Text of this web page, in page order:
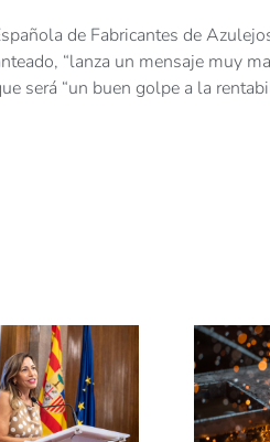
de Fabricantes de
“lanza un mensaje muy
será “un buen golpe a la